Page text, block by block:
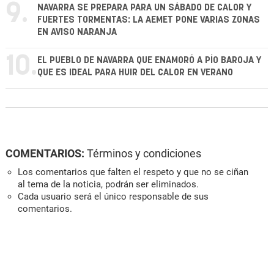
9.
NAVARRA SE PREPARA PARA UN SÁBADO DE CALOR Y
FUERTES TORMENTAS: LA AEMET PONE VARIAS ZONAS
EN AVISO NARANJA
10. EL PUEBLO DE NAVARRA QUE ENAMORÓ A PÍO BAROJA Y
QUE ES IDEAL PARA HUIR DEL CALOR EN VERANO
COMENTARIOS: Términos y condiciones
Los comentarios que falten el respeto y que no se ciñan
al tema de la noticia, podrán ser eliminados.
Cada usuario será el único responsable de sus
comentarios.